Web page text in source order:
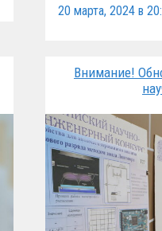
20 марта, 2024 в
Внимание!